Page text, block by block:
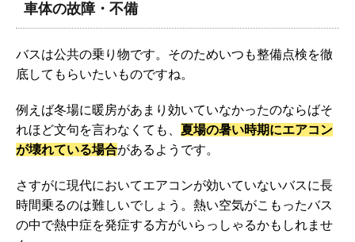
車体の故障・不備
バスは公共の乗り物です。そのためいつも整備点検を徹
底してもらいたいものですね。
例えば冬場に暖房があまり効いていなかったのならばそ
れほど文句を言わなくても、 夏場の暑い時期にエアコン
が壊れている場合があるようです。
さすがに現代においてエアコンが効いていないバスに長
時間乗るのは難しいでしょう。熱い空気がこもったバス
の中で熱中症を発症する方がいらっしゃるかもしれませ